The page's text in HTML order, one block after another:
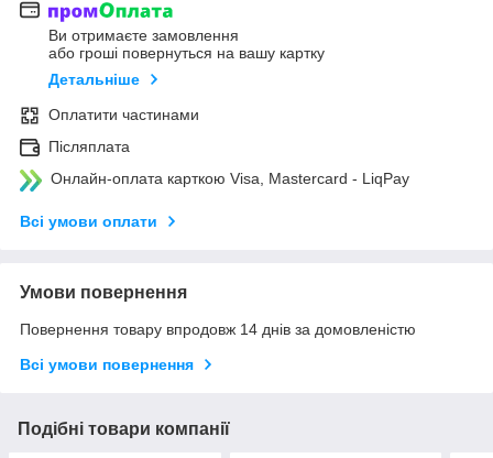
Ви отримаєте замовлення
або гроші повернуться на вашу картку
Детальніше
Оплатити частинами
Післяплата
Онлайн-оплата карткою Visa, Mastercard - LiqPay
Всі умови оплати
Умови повернення
Повернення товару впродовж 14 днів за домовленістю
Всі умови повернення
Подібні товари компанії